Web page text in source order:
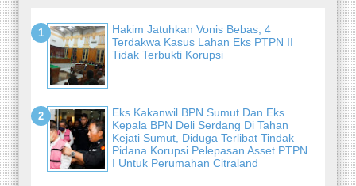
Hakim Jatuhkan Vonis Bebas, 4
Terdakwa Kasus Lahan Eks PTPN II
Tidak Terbukti Korupsi
Eks Kakanwil BPN Sumut Dan Eks
Kepala BPN Deli Serdang Di Tahan
Kejati Sumut, Diduga Terlibat Tindak
Pidana Korupsi Pelepasan Asset PTPN
I Untuk Perumahan Citraland